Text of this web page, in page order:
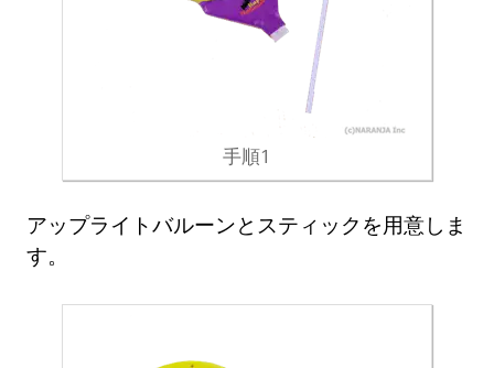
手順1
アップライトバルーンとスティックを用意しま
す。